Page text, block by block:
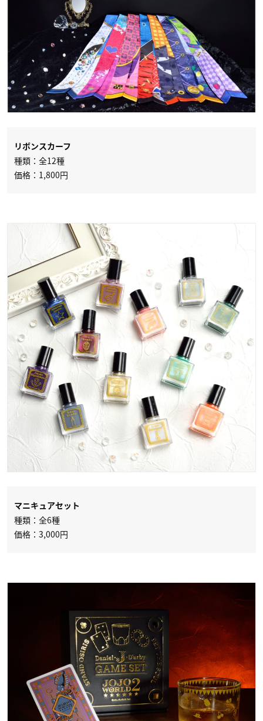
リボンスカーフ
種類：全12種
価格：1,800円
マニキュアセット
種類：全6種
価格：3,000円